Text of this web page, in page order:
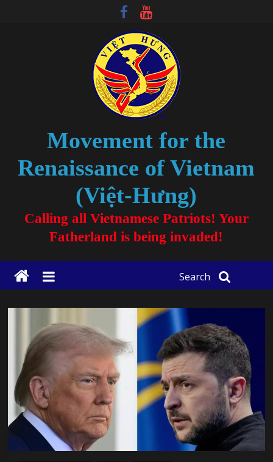
Movement for the
Renaissance of Vietnam
(Việt-Hưng)
Calling all Vietnamese Patriots! Your
Fatherland is being invaded!
Search